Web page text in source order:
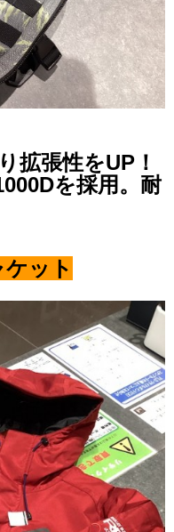
拡張性をUP！
を採用。耐
ット